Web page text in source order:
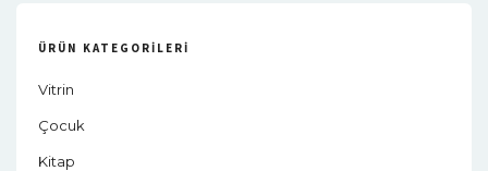
ÜRÜN KATEGORILERI
Vitrin
Çocuk
Kitap